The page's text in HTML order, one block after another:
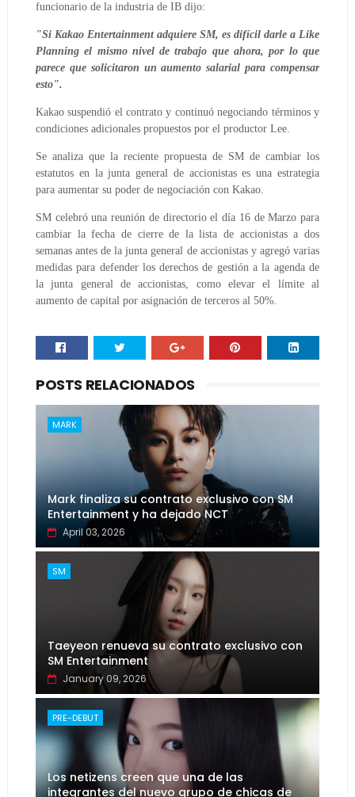
funcionario de la industria de IB dijo:
"Si Kakao Entertainment adquiere SM, es difícil darle a Like
Planning el mismo nivel de trabajo que ahora, por lo que
parece que solicitaron un aumento salarial para compensar
esto".
Kakao suspendió el contrato y continuó negociando términos y
condiciones adicionales propuestos por el productor Lee.
Se analiza que la reciente propuesta de SM de cambiar los
estatutos en la junta general de accionistas es una estrategia
para aumentar su poder de negociación con Kakao.
SM celebró una reunión de directorio el día 16 de Marzo para
cambiar la fecha de cierre de la lista de accionistas a dos
semanas antes de la junta general de accionistas y agregó varias
medidas para defender los derechos de gestión a la agenda de
la junta general de accionistas, como elevar el límite al
aumento de capital por asignación de terceros al 50%.
POSTS RELACIONADOS
MARK
Mark finaliza su contrato exclusivo con SM
Entertainment y ha dejado NCT
April 03, 2026
SM
Taeyeon renueva su contrato exclusivo con
SM Entertainment
January 09, 2026
PRE-DEBUT
Los netizens creen que una de las
integrantes del nuevo grupo de chicas de